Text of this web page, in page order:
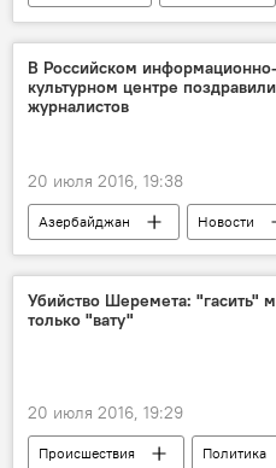
Новости мира
Давид Эйдельман
Brexit
В Российском информационно-
культурном центре поздравили
журналистов
20 июля 2016, 19:38
Азербайджан Новости
Культура
МУЛЬТИМЕДИА
Баку
Алексей Коннов
Российский информационно-
Убийство Шеремета: "гасить"
только "вату"
20 июля 2016, 19:29
Происшествия Политика